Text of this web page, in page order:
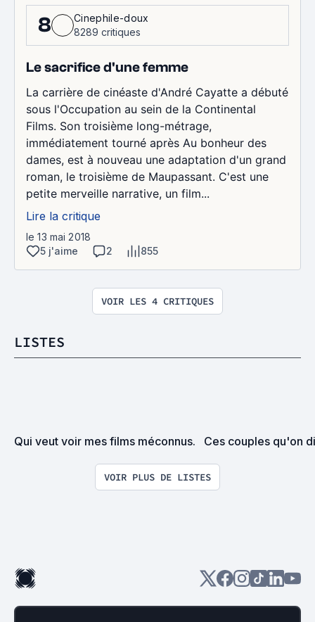
8
Cinephile-doux
8289 critiques
Le sacrifice d'une femme
La carrière de cinéaste d'André Cayatte a débuté
sous l'Occupation au sein de la Continental
Films. Son troisième long-métrage,
immédiatement tourné après Au bonheur des
dames, est à nouveau une adaptation d'un grand
roman, le troisième de Maupassant. C'est une
petite merveille narrative, un film...
Lire la critique
le 13 mai 2018
5 j'aime
2 855
VOIR LES 4 CRITIQUES
LISTES
Qui veut voir mes films méconnus. Ces couples qu'on
VOIR PLUS DE LISTES